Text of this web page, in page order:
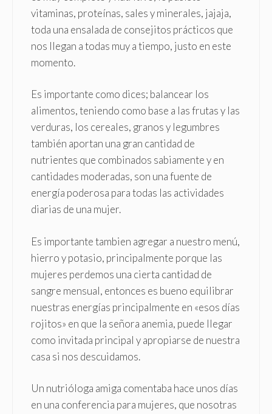
vitaminas, proteínas, sales y minerales, jajaja,
toda una ensalada de consejitos prácticos que
nos llegan a todas muy a tiempo, justo en este
momento.
Es importante como dices; balancear los
alimentos, teniendo como base a las frutas y las
verduras, los cereales, granos y legumbres
también aportan una gran cantidad de
nutrientes que combinados sabiamente y en
cantidades moderadas, son una fuente de
energía poderosa para todas las actividades
diarias de una mujer.
Es importante tambien agregar a nuestro menú,
hierro y potasio, principalmente porque las
mujeres perdemos una cierta cantidad de
sangre mensual, entonces es bueno equilibrar
nuestras energías principalmente en «esos días
rojitos» en que la señora anemia, puede llegar
como invitada principal y apropiarse de nuestra
casa si nos descuidamos.
Un nutrióloga amiga comentaba hace unos días
en una conferencia para mujeres, que nosotras